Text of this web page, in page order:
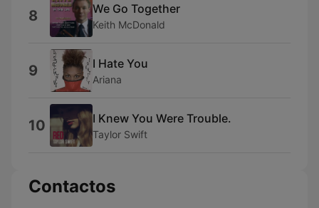
8 We Go Together
Keith McDonald
9 I Hate You
Ariana
10 I Knew You Were Trouble.
Taylor Swift
Contactos